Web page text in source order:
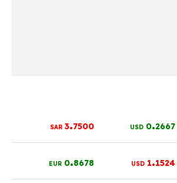
0.2667
USD
3.7500
SAR
1.1524
USD
0.8678
EUR